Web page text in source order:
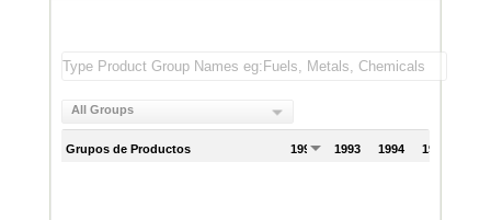
All Groups
Grupos de Productos 1992 1993 1994 1995